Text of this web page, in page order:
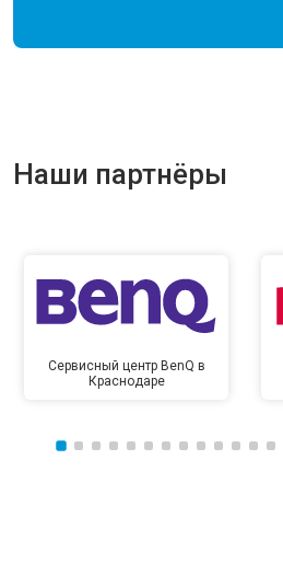
Наши партнёры
Сервисный центр BenQ в
Краснодаре